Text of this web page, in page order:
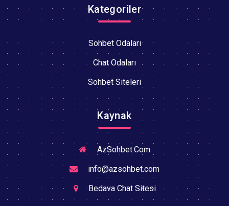
Kategoriler
Sohbet Odaları
Chat Odaları
Sohbet Siteleri
Kaynak
AzSohbet.Com
info@azsohbet.com
Bedava Chat Sitesi